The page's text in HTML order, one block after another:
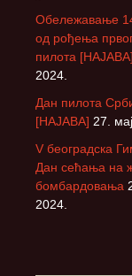
Обележавање
од рођења
пилота [НАЈАВА]
2024.
Дан пилота
[НАЈАВА] 27.
V београдска
Дан сећања на
бомбардовања
2024.